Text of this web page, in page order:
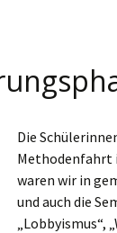
Die
Methodenfahrt
waren wir in
und auch die
„Lobbyismus“,